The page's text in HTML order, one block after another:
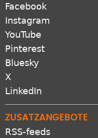
Facebook
Instagram
YouTube
Pinterest
Bluesky
X
LinkedIn
ZUSATZANGEBOTE
RSS-feeds